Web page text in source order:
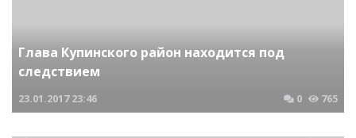
Глава Купинского район находится под
следствием
23.01.2017 23:46 0 765